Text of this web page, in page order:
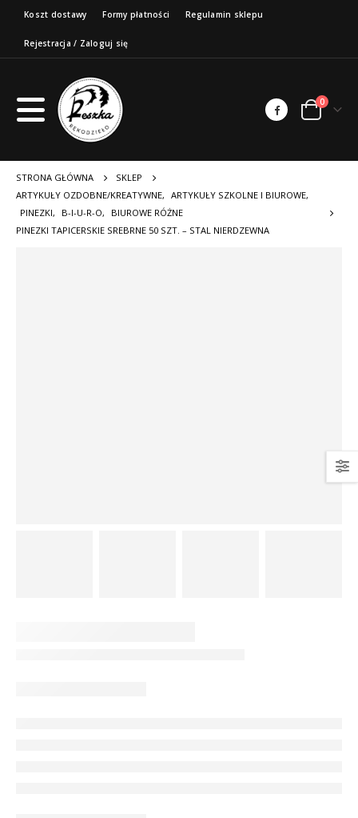
Koszt dostawy Formy płatności Regulamin sklepu
Rejestracja / Zaloguj się
0
STRONA GŁÓWNA
SKLEP
ARTYKUŁY OZDOBNE/KREATYWNE, ARTYKUŁY SZKOLNE I BIUROWE,
PINEZKI, B-I-U-R-O,
BIUROWE RÓŻNE
PINEZKI TAPICERSKIE SREBRNE 50 SZT. – STAL NIERDZEWNA